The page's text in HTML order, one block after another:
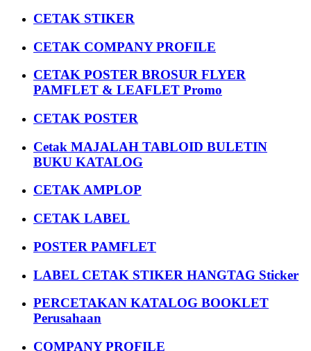
CETAK STIKER
CETAK COMPANY PROFILE
CETAK POSTER BROSUR FLYER
PAMFLET & LEAFLET Promo
CETAK POSTER
Cetak MAJALAH TABLOID BULETIN
BUKU KATALOG
CETAK AMPLOP
CETAK LABEL
POSTER PAMFLET
LABEL CETAK STIKER HANGTAG Sticker
PERCETAKAN KATALOG BOOKLET
Perusahaan
COMPANY PROFILE